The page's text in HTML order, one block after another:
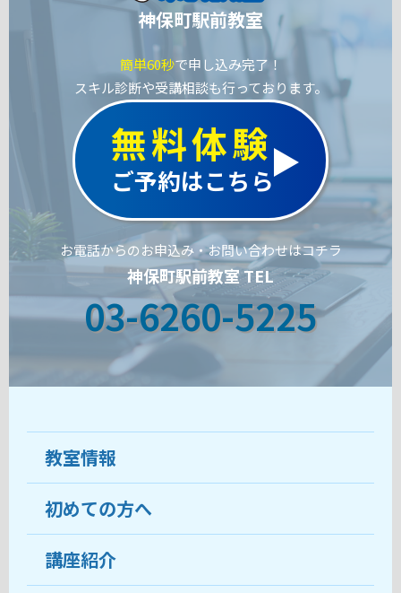
神保町駅前教室
簡単60秒で申し込み完了！
スキル診断や受講相談も行っております。
無料体験
ご予約はこちら
お電話からのお申込み・お問い合わせはコチラ
神保町駅前教室 TEL
03-6260-5225
教室情報
教室について
受講生の声
初めての方へ
ココがおすすめ
講座紹介